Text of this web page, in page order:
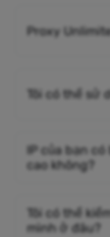
Proxy
Tôi có thể sử
IP của bạn
cao không?
Tôi có thể
mình ở đâu?